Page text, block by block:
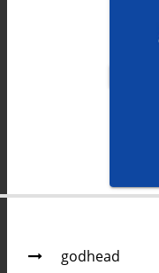
godhead